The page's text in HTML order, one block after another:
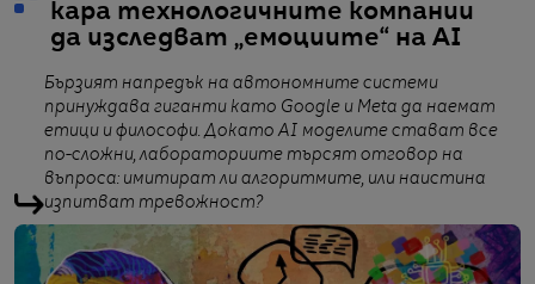
кара технологичните компании
да изследват „емоциите“ на AI
Бързият напредък на автономните системи
принуждава гиганти като Google и Meta да наемат
етици и философи. Докато AI моделите стават все
по-сложни, лабораториите търсят отговор на
въпроса: имитират ли алгоритмите, или наистина
изпитват тревожност?